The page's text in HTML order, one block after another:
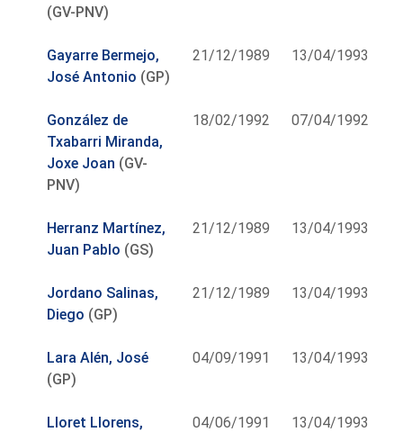
(GV-PNV)
Gayarre Bermejo,
José Antonio (GP)
21/12/1989 13/04/1993
González de
Txabarri Miranda,
Joxe Joan (GV-
PNV)
18/02/1992 07/04/1992
Herranz Martínez,
Juan Pablo (GS)
21/12/1989 13/04/1993
Jordano Salinas,
Diego (GP)
21/12/1989 13/04/1993
Lara Alén, José
(GP)
04/09/1991 13/04/1993
Lloret Llorens,
04/06/1991 13/04/1993